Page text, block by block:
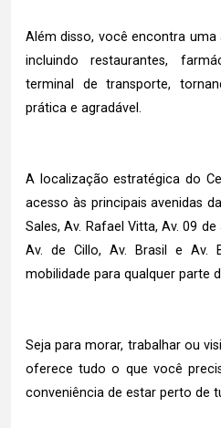
Além disso, você encontra
incluindo restaurantes,
terminal de transporte,
prática e agradável.
A localização estratégica do
acesso às principais avenidas
Sales, Av. Rafael Vitta, Av. 09
Av. de Cillo, Av. Brasil e Av.
mobilidade para qualquer parte
Seja para morar, trabalhar ou
oferece tudo o que você
conveniência de estar perto de